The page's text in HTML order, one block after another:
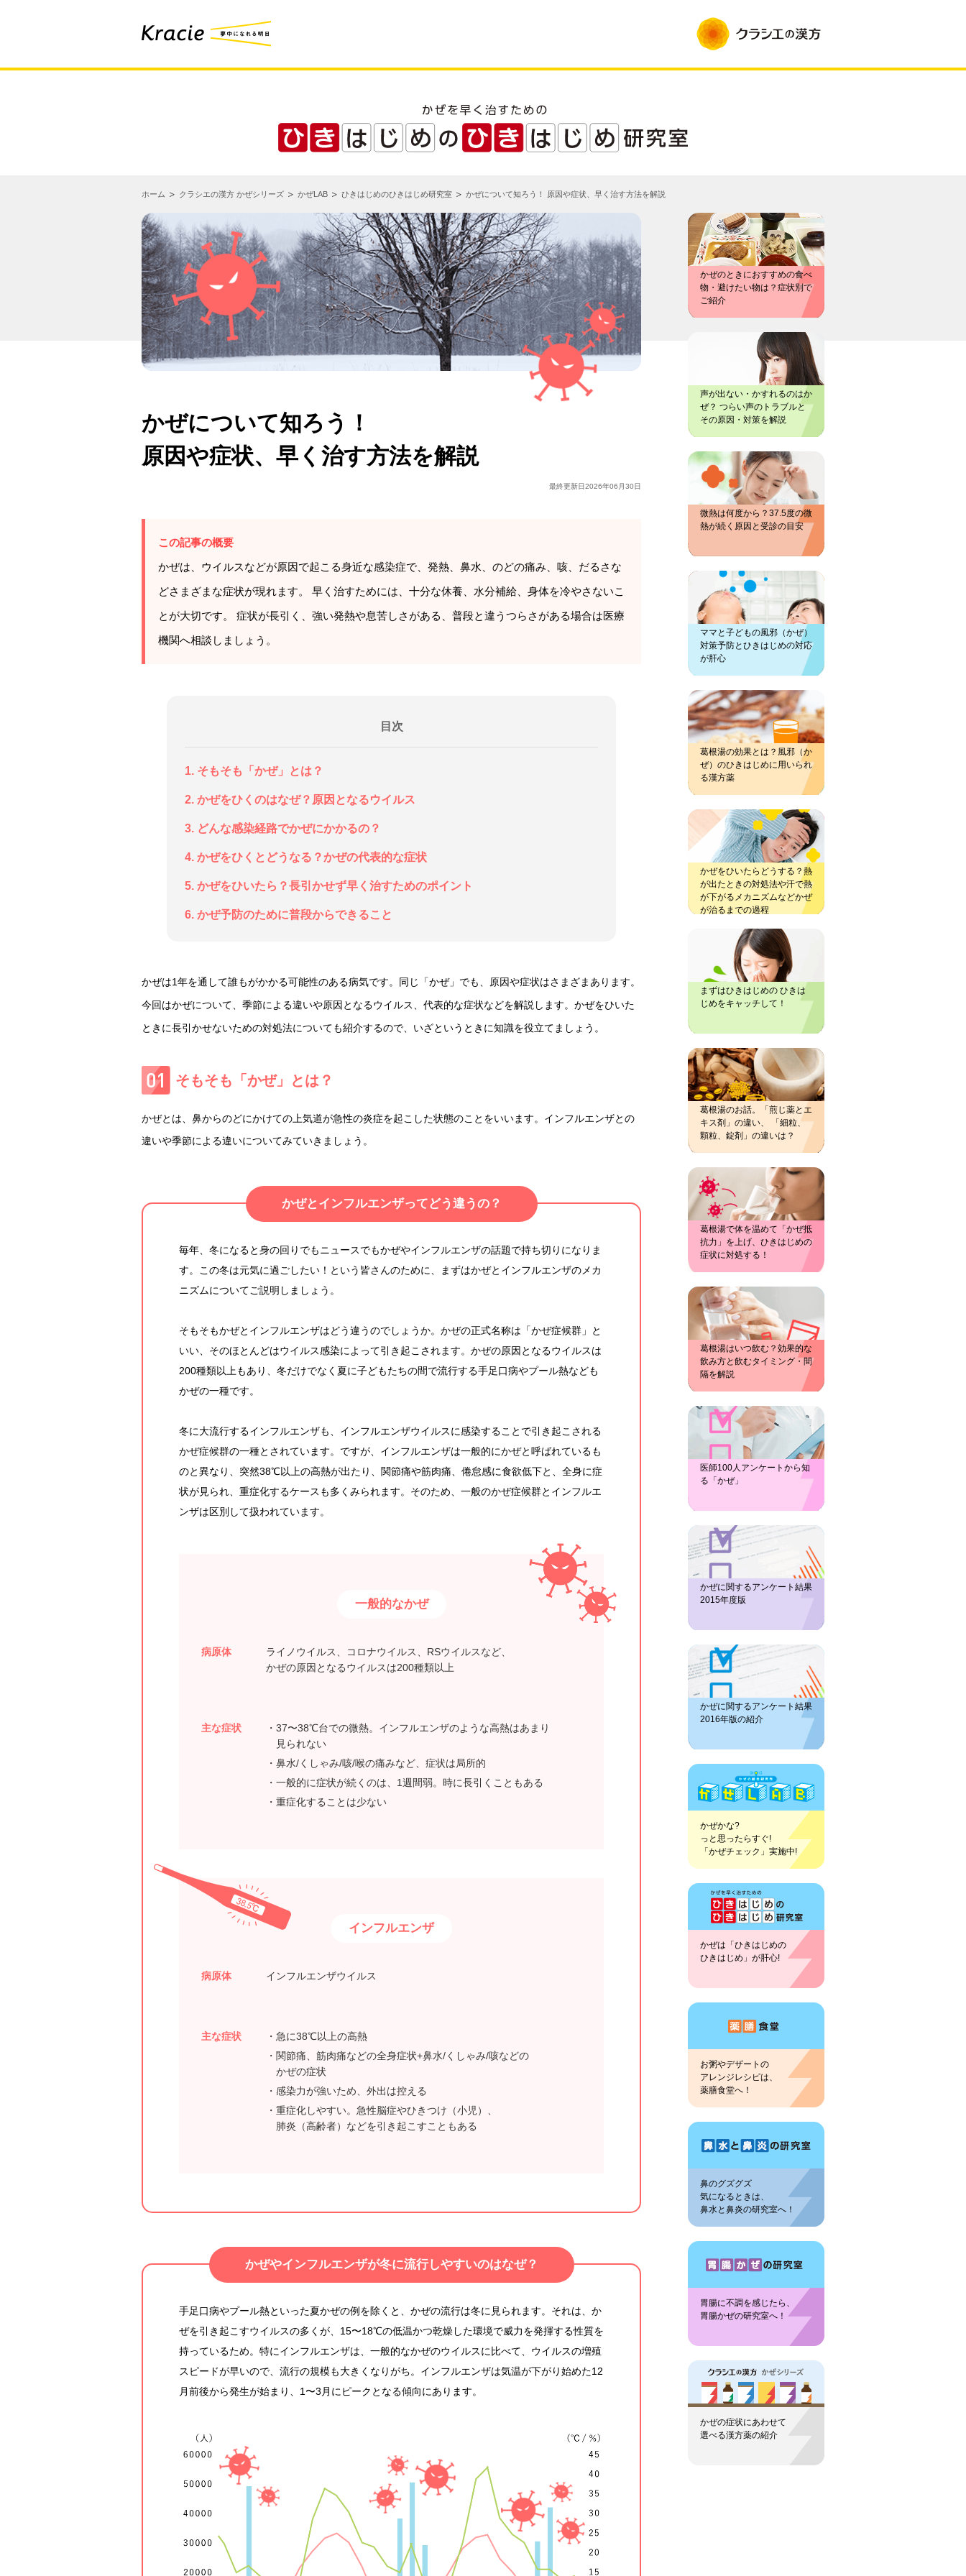
ホーム クラシエの漢方 かぜシリーズ かぜLAB ひきはじめのひきはじめ研究室 かぜについて知ろう！ 原因や症状、早く治す方法を解説
かぜについて知ろう！
原因や症状、早く治す方法を解説
最終更新日2026年06月30日
この記事の概要
かぜは、ウイルスなどが原因で起こる身近な感染症で、発熱、鼻水、のどの痛み、咳、だるさな
どさまざまな症状が現れます。 早く治すためには、十分な休養、水分補給、身体を冷やさないこ
とが大切です。 症状が長引く、強い発熱や息苦しさがある、普段と違うつらさがある場合は医療
機関へ相談しましょう。
目次
1. そもそも「かぜ」とは？
2. かぜをひくのはなぜ？原因となるウイルス
3. どんな感染経路でかぜにかかるの？
4. かぜをひくとどうなる？かぜの代表的な症状
5. かぜをひいたら？長引かせず早く治すためのポイント
6. かぜ予防のために普段からできること
かぜは1年を通して誰もがかかる可能性のある病気です。同じ「かぜ」でも、原因や症状はさまざまあります。
今回はかぜについて、季節による違いや原因となるウイルス、代表的な症状などを解説します。かぜをひいた
ときに長引かせないための対処法についても紹介するので、いざというときに知識を役立てましょう。
そもそも「かぜ」とは？
かぜとは、鼻からのどにかけての上気道が急性の炎症を起こした状態のことをいいます。インフルエンザとの
違いや季節による違いについてみていきましょう。
かぜとインフルエンザってどう違うの？
毎年、冬になると身の回りでもニュースでもかぜやインフルエンザの話題で持ち切りになりま
す。この冬は元気に過ごしたい！という皆さんのために、まずはかぜとインフルエンザのメカ
ニズムについてご説明しましょう。
そもそもかぜとインフルエンザはどう違うのでしょうか。かぜの正式名称は「かぜ症候群」と
いい、そのほとんどはウイルス感染によって引き起こされます。かぜの原因となるウイルスは
200種類以上もあり、冬だけでなく夏に子どもたちの間で流行する手足口病やプール熱なども
かぜの一種です。
冬に大流行するインフルエンザも、インフルエンザウイルスに感染することで引き起こされる
かぜ症候群の一種とされています。ですが、インフルエンザは一般的にかぜと呼ばれているも
のと異なり、突然38℃以上の高熱が出たり、関節痛や筋肉痛、倦怠感に食欲低下と、全身に症
状が見られ、重症化するケースも多くみられます。そのため、一般のかぜ症候群とインフルエ
ンザは区別して扱われています。
一般的なかぜ
病原体
ライノウイルス、コロナウイルス、RSウイルスなど、
かぜの原因となるウイルスは200種類以上
主な症状
37〜38℃台での微熱。インフルエンザのような高熱はあまり
見られない
鼻水/くしゃみ/咳/喉の痛みなど、症状は局所的
一般的に症状が続くのは、1週間弱。時に長引くこともある
重症化することは少ない
インフルエンザ
病原体 インフルエンザウイルス
主な症状
急に38℃以上の高熱
関節痛、筋肉痛などの全身症状+鼻水/くしゃみ/咳などの
かぜの症状
感染力が強いため、外出は控える
重症化しやすい。急性脳症やひきつけ（小児）、
肺炎（高齢者）などを引き起こすこともある
かぜやインフルエンザが冬に流行しやすいのはなぜ？
手足口病やプール熱といった夏かぜの例を除くと、かぜの流行は冬に見られます。それは、か
ぜを引き起こすウイルスの多くが、15〜18℃の低温かつ乾燥した環境で威力を発揮する性質を
持っているため。特にインフルエンザは、一般的なかぜのウイルスに比べて、ウイルスの増殖
スピードが早いので、流行の規模も大きくなりがち。インフルエンザは気温が下がり始めた12
月前後から発生が始まり、1〜3月にピークとなる傾向にあります。
かぜのときにおすすめの食べ
物・避けたい物は？症状別で
ご紹介
声が出ない・かすれるのはか
ぜ？ つらい声のトラブルと
その原因・対策を解説
微熱は何度から？37.5度の微
熱が続く原因と受診の目安
ママと子どもの風邪（かぜ）
対策予防とひきはじめの対応
が肝心
葛根湯の効果とは？風邪（か
ぜ）のひきはじめに用いられ
る漢方薬
かぜをひいたらどうする？熱
が出たときの対処法や汗で熱
が下がるメカニズムなどかぜ
が治るまでの過程
まずはひきはじめの ひきは
じめをキャッチして！
葛根湯のお話。「煎じ薬とエ
キス剤」の違い、 「細粒、
顆粒、錠剤」の違いは？
葛根湯で体を温めて「かぜ抵
抗力」を上げ、ひきはじめの
症状に対処する！
葛根湯はいつ飲む？効果的な
飲み方と飲むタイミング・間
隔を解説
医師100人アンケートから知
る「かぜ」
かぜに関するアンケート結果
2015年度版
かぜに関するアンケート結果
2016年版の紹介
かぜかな?
っと思ったらすぐ!
「かぜチェック」実施中!
かぜは「ひきはじめの
ひきはじめ」が肝心!
お粥やデザートの
アレンジレシピは、
薬膳食堂へ！
鼻のグズグズ
気になるときは、
鼻水と鼻炎の研究室へ！
胃腸に不調を感じたら、
胃腸かぜの研究室へ！
かぜの症状にあわせて
選べる漢方薬の紹介